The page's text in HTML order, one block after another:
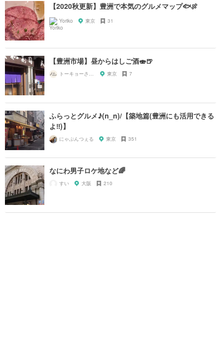
【2020秋更新】豊洲で本気のグルメマップ🐟🍖
Yoriko 東京 31
【豊洲市場】昼からはしご酒🍣🍺
東京 7
ふらっとグルメ♪(n_n)/【築地篇(豊洲にも活用できる
よ‼︎)】
にゃぷんつぇる 東京 351
なにわ男子ロケ地など🌈
すい 大阪 210